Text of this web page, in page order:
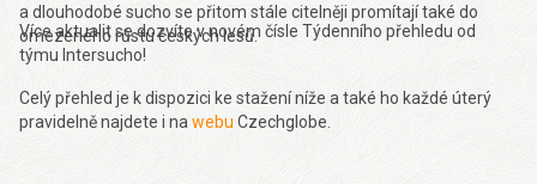
a dlouhodobé sucho se přitom stále citelněji promítají také do
omezeného růstu českých lesů.
Více aktualit se dozvíte v novém čísle Týdenního přehledu od
týmu Intersucho!
Celý přehled je k dispozici ke stažení níže a také ho každé úterý
pravidelně najdete i na webu Czechglobe.